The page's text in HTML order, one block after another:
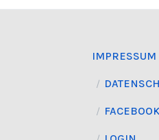
IMPRESSUM
FACEBOOK